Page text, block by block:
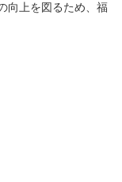
向上を図るため、福